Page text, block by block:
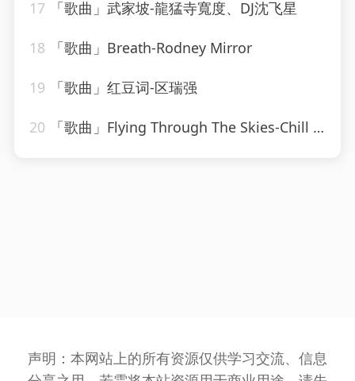
17 「歌曲」武家坡-龍猛寺寬度、DJ沈飞星
18 「歌曲」Breath-Rodney Mirror
19 「歌曲」红豆词-区瑞强
20 「歌曲」Flying Through The Skies-Chill Hip-Hop Beats、LofiCentral、Lo-Fi Beats
声明：本网站上的所有资源仅供学习交流、信息